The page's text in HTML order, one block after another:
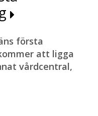
första
att ligga
vårdcentral,